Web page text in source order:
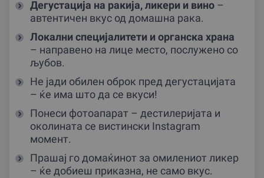
Дегустација на ракија, ликери и вино –
автентичен вкус од домашна рака.
Локални специјалитети и органска храна
– направено на лице место, послужено со
љубов.
Не јади обилен оброк пред дегустацијата
– ќе има што да се вкуси!
Понеси фотоапарат – дестилеријата и
околината се вистински Instagram
момент.
Прашај го домаќинот за омилениот ликер
– ќе добиеш приказна, не само вкус.